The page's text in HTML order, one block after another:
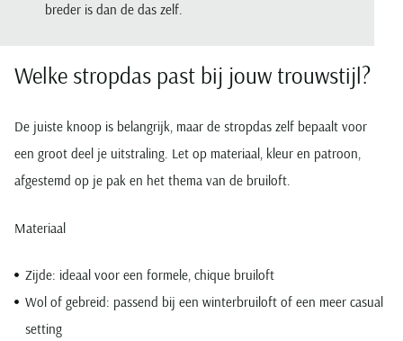
breder is dan de das zelf.
Welke stropdas past bij jouw trouwstijl?
De juiste knoop is belangrijk, maar de stropdas zelf bepaalt voor
een groot deel je uitstraling. Let op materiaal, kleur en patroon,
afgestemd op je pak en het thema van de bruiloft.
Materiaal
Zijde: ideaal voor een formele, chique bruiloft
Wol of gebreid: passend bij een winterbruiloft of een meer casual
setting